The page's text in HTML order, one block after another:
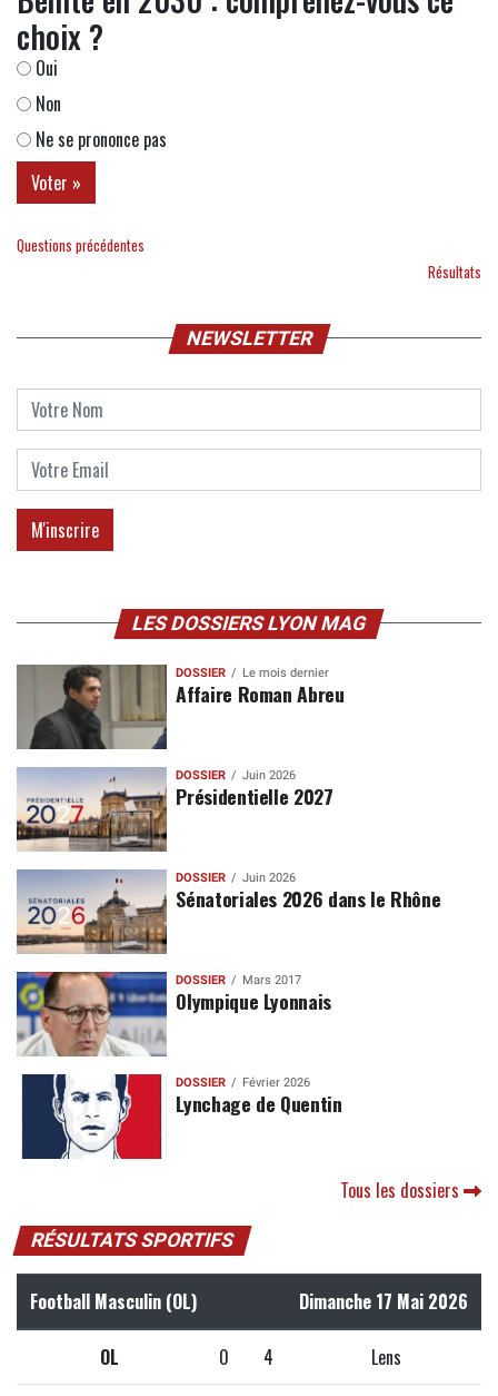
choix ?
Oui
Non
Ne se prononce pas
Questions précédentes
Résultats
NEWSLETTER
LES DOSSIERS LYON MAG
DOSSIER Le mois dernier
Affaire Roman Abreu
DOSSIER Juin 2026
Présidentielle 2027
DOSSIER Juin 2026
Sénatoriales 2026 dans le Rhône
DOSSIER Mars 2017
Olympique Lyonnais
DOSSIER Février 2026
Lynchage de Quentin
Tous les dossiers
RÉSULTATS SPORTIFS
Football Masculin (OL) Dimanche 17 Mai 2026
OL 0 4 Lens